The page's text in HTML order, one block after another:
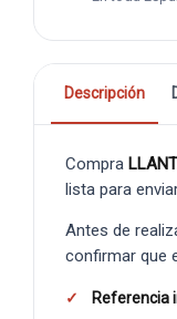
Descripción
Compra
lista para
Antes de
confirmar que
Referencia